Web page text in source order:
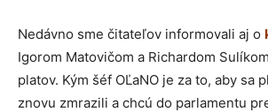
Nedávno sme čitateľov informovali aj o
Igorom Matovičom a Richardom
platov. Kým šéf OĽaNO je za to, aby sa
znovu zmrazili a chcú do parlamentu